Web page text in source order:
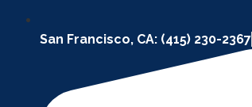
San Francisco, CA: (415) 230-2367